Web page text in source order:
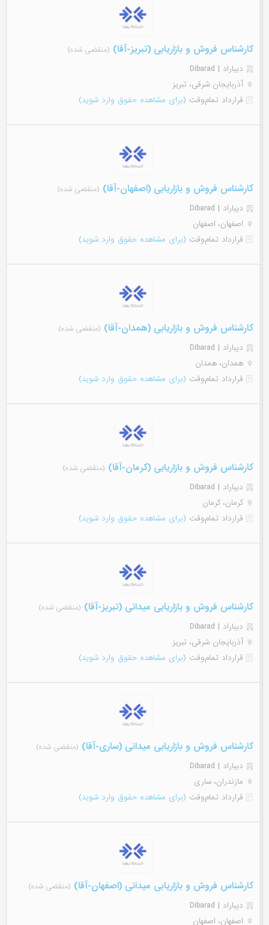
کارشناس فروش و بازاریابی (تبریز-آقا) (منقضی شده)
دیباراد | Dibarad
آذربایجان شرقی، تبریز
قرارداد تمام‌وقت (برای مشاهده حقوق وارد شوید)
کارشناس فروش و بازاریابی (اصفهان-آقا) (منقضی شده)
دیباراد | Dibarad
اصفهان، اصفهان
قرارداد تمام‌وقت (برای مشاهده حقوق وارد شوید)
کارشناس فروش و بازاریابی (همدان-آقا) (منقضی شده)
دیباراد | Dibarad
همدان، همدان
قرارداد تمام‌وقت (برای مشاهده حقوق وارد شوید)
کارشناس فروش و بازاریابی (کرمان-آقا) (منقضی شده)
دیباراد | Dibarad
کرمان، کرمان
قرارداد تمام‌وقت (برای مشاهده حقوق وارد شوید)
کارشناس فروش و بازاریابی میدانی (تبریز-آقا) (منقضی شده)
دیباراد | Dibarad
آذربایجان شرقی، تبریز
قرارداد تمام‌وقت (برای مشاهده حقوق وارد شوید)
کارشناس فروش و بازاریابی میدانی (ساری-آقا) (منقضی شده)
دیباراد | Dibarad
مازندران، ساری
قرارداد تمام‌وقت (برای مشاهده حقوق وارد شوید)
کارشناس فروش و بازاریابی میدانی (اصفهان-آقا) (منقضی شده)
دیباراد | Dibarad
اصفهان، اصفهان